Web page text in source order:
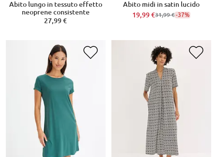
Abito lungo in tessuto effetto
neoprene consistente
27,99 €
Abito midi in satin lucido
19,99 €31,99 €-37%